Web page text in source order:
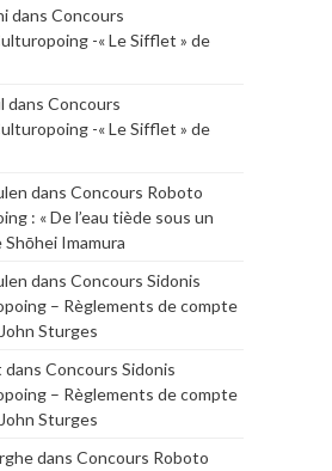
dans Concours
-« Le Sifflet » de
dans Concours
-« Le Sifflet » de
dans Concours Roboto
: « De l’eau tiède sous un
Imamura
dans Concours Sidonis
– Règlements de compte
Sturges
dans Concours Sidonis
– Règlements de compte
Sturges
dans Concours Roboto